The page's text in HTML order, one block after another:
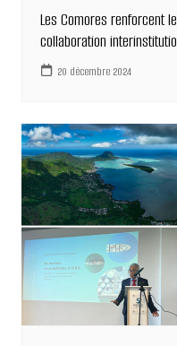
Les Comores renforcent
collaboration
20 décembre 2024